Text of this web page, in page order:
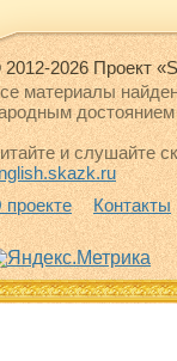
2026 Проект
материалы
достоянием
и слушайте
Контакты